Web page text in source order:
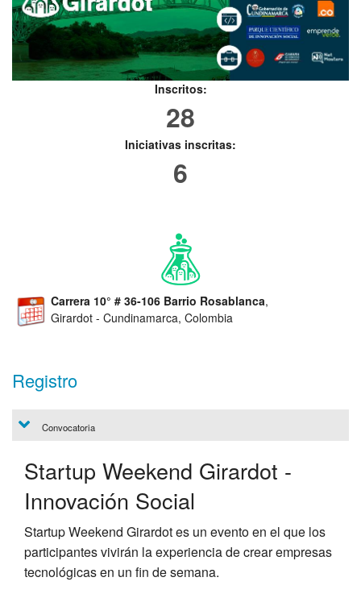
Inscritos:
28
Iniciativas inscritas:
6
Carrera 10° # 36-106 Barrio Rosablanca,
Girardot - Cundinamarca, Colombia
Registro
Convocatoria
Startup Weekend Girardot -
Innovación Social
Startup Weekend Girardot es un evento en el que los
participantes vivirán la experiencia de crear empresas
tecnológicas en un fin de semana.